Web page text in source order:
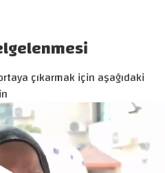
çıkarmak için aşağıdaki